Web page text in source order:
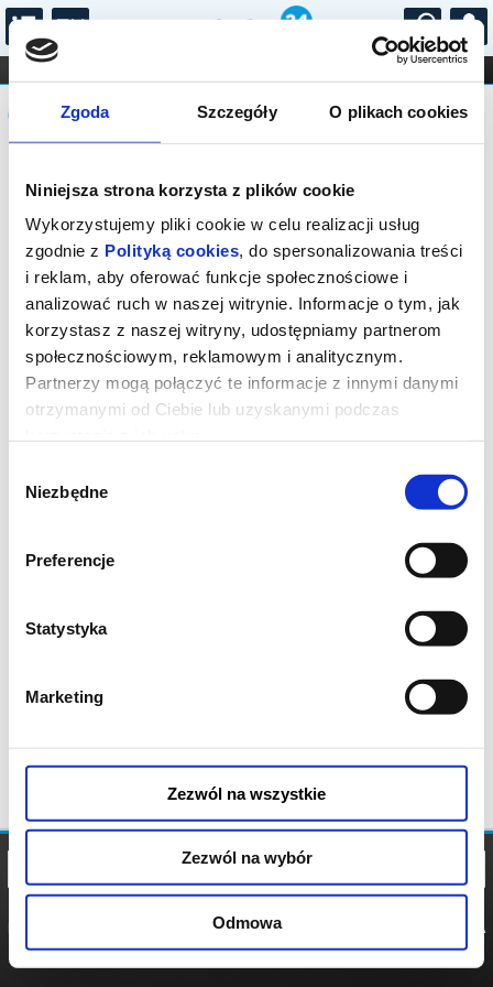
Zgoda Szczegóły O plikach cookies
Niniejsza strona korzysta z plików cookie
Wykorzystujemy pliki cookie w celu realizacji usług
zgodnie z Polityką cookies, do spersonalizowania treści
i reklam, aby oferować funkcje społecznościowe i
analizować ruch w naszej witrynie. Informacje o tym, jak
korzystasz z naszej witryny, udostępniamy partnerom
społecznościowym, reklamowym i analitycznym.
Partnerzy mogą połączyć te informacje z innymi danymi
otrzymanymi od Ciebie lub uzyskanymi podczas
zgody
Niezbędne
Preferencje
Statystyka
Marketing
Zezwól na wszystkie
Zezwól na wybór
Odmowa
...
FILHARMONIA OPERA I BALET
STAND-UP
DLA DZIECI
Komunikat
Sprzedaż on-line została zakończona,
sprawdź dostępność biletów w kasie.
POLITYKA
POLITYKA